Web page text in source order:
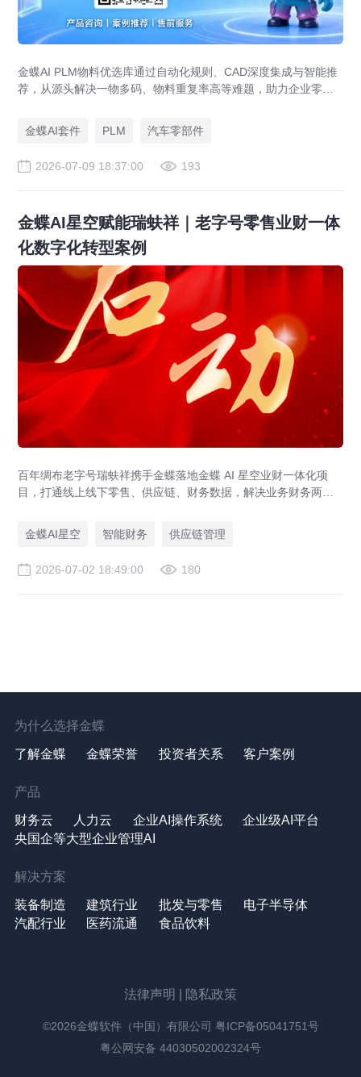
金蝶AI PLM物料优选库通过自动化规则、CAD深度集成与智能推
荐，从源头解决一物多码、物料重复率高等难题，助力企业零部
金蝶AI套件
PLM 汽车零部件
2026-07-09 18:37:00 193
金蝶AI星空赋能瑞蚨祥｜老字号零售业财一体
化数字化转型案例
百年绸布老字号瑞蚨祥携手金蝶落地金蝶 AI 星空业财一体化项
目，打通线上线下零售、供应链、财务数据，解决业务财务两张
金蝶AI星空
智能财务 供应链管理
2026-07-02 18:49:00 180
为什么选择金蝶
了解金蝶 金蝶荣誉 投资者关系 客户案例
产品
财务云 人力云 企业AI操作系统
企业级AI平台
央国企等大型企业管理AI
解决方案
装备制造 建筑行业 批发与零售
电子半导体
汽配行业
医药流通 食品饮料
法律声明 隐私政策
©2026金蝶软件（中国）有限公司 粤ICP备05041751号
粤公网安备 44030502002324号